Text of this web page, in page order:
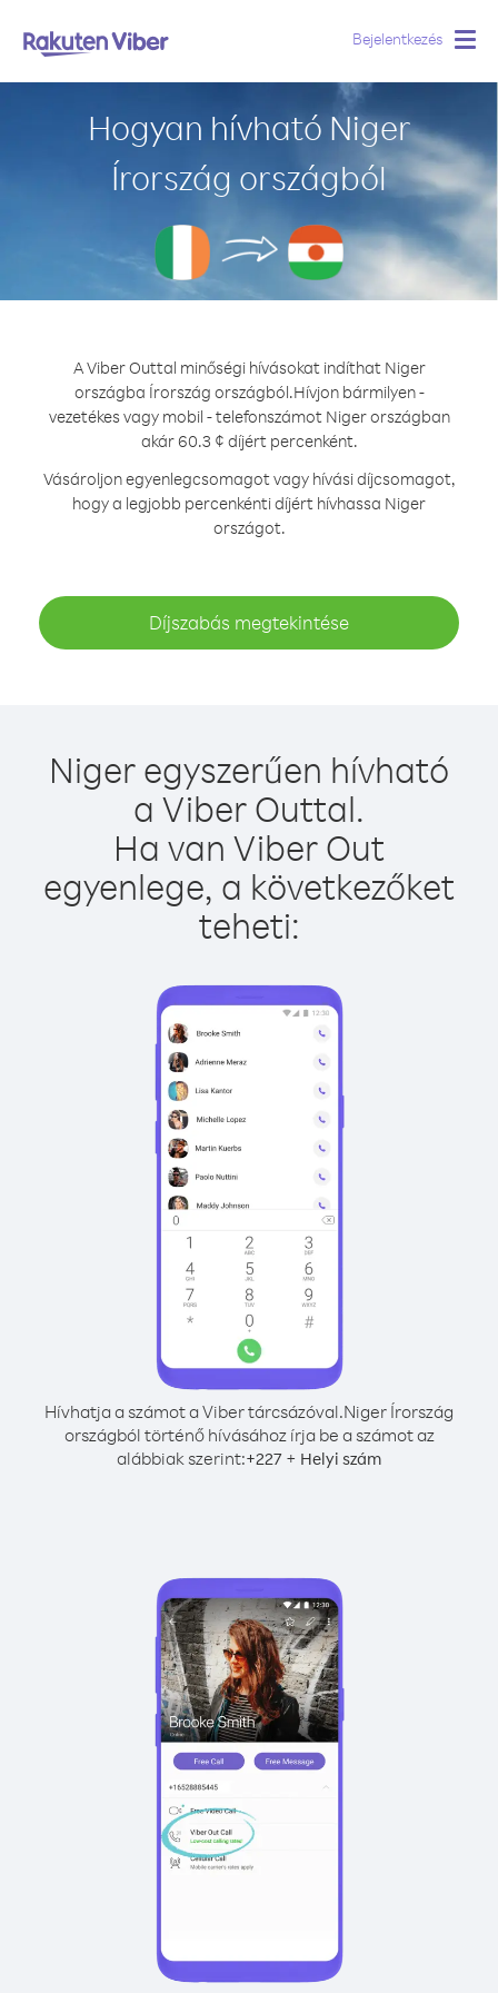
Bejelentkezés
Hogyan hívható Niger
Írország országból
A Viber Outtal minőségi hívásokat indíthat Niger
országba Írország országból.Hívjon bármilyen -
vezetékes vagy mobil - telefonszámot Niger országban
akár 60.3 ¢ díjért percenként.
Vásároljon egyenlegcsomagot vagy hívási díjcsomagot,
hogy a legjobb percenkénti díjért hívhassa Niger
országot.
Díjszabás megtekintése
Niger egyszerűen hívható
a Viber Outtal.
Ha van Viber Out
egyenlege, a következőket
teheti:
Hívhatja a számot a Viber tárcsázóval.Niger Írország
országból történő hívásához írja be a számot az
alábbiak szerint:+227 + Helyi szám